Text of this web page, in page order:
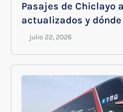
Pasajes de Chiclayo
actualizados y